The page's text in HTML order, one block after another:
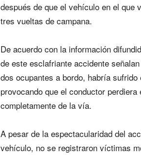
después de que el vehículo en el que
tres vueltas de campana.
‎De acuerdo con la información
de este esclafriante accidente
dos ocupantes a bordo, habría
provocando que el conductor
completamente de la vía.
‎A pesar de la espectacularidad del
vehículo, no se registraron víctimas